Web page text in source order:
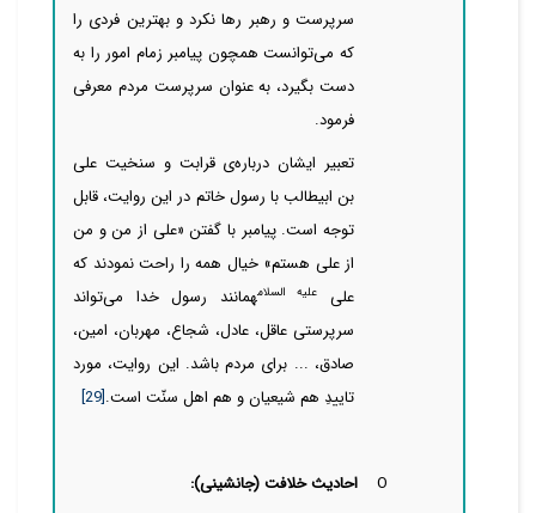
سرپرست و رهبر رها نکرد و بهترین فردی را
کهمی‌توانست همچون پیامبر زمام امور را به
دست بگیرد، به عنوان سرپرست مردم معرفی
فرمود.
تعبیر ایشان درباره‌ی قرابت و سنخیت علی
بن ابیطالب با رسول خاتم در این روایت، قابل
توجه است. پیامبر با گفتن «علی از من و من
از علی هستم» خیال همه را راحت نمودند که
علی
علیه السلامهمانند رسول خدا می‌تواند
سرپرستی عاقل، عادل، شجاع، مهربان، امین،
صادق، ... برای مردم باشد. این روایت، مورد
تاییدِ هم شیعیان و هم اهل ‌‌‌‌‌‌‌‌‌‌‌‌‌‌‌‌‌‌سنّت است.[29]
O
احادیث خلافت (جانشینی):